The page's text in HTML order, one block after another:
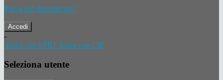
Password dimenticata?
-
Entra con SPID Entra con CIE
Seleziona utente